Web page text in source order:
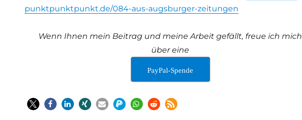
punktpunktpunkt.de/084-aus-augsburger-zeitungen
Wenn Ihnen mein Beitrag und meine Arbeit gefällt, freue ich mich
über eine
PayPal-Spende